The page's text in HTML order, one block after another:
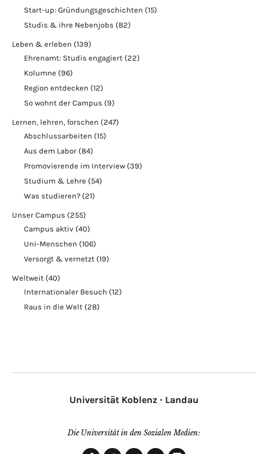
Start-up: Gründungsgeschichten (15)
Studis & ihre Nebenjobs (82)
Leben & erleben (139)
Ehrenamt: Studis engagiert (22)
Kolumne (96)
Region entdecken (12)
So wohnt der Campus (9)
Lernen, lehren, forschen (247)
Abschlussarbeiten (15)
Aus dem Labor (84)
Promovierende im Interview (39)
Studium & Lehre (54)
Was studieren? (21)
Unser Campus (255)
Campus aktiv (40)
Uni-Menschen (106)
Versorgt & vernetzt (19)
Weltweit (40)
Internationaler Besuch (12)
Raus in die Welt (28)
Universität Koblenz · Landau
Die Universität in den Sozialen Medien: